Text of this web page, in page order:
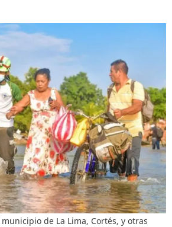
de La Lima, Cortés, y otras